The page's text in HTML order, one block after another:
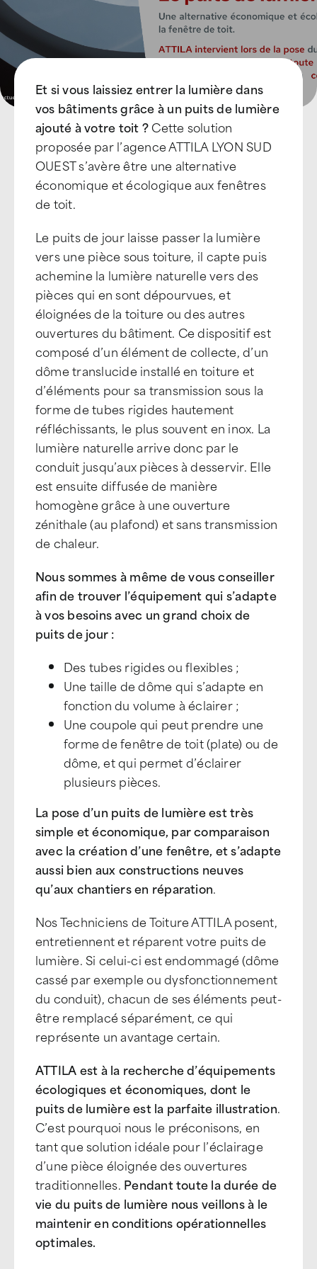
Et si vous laissiez entrer la lumière dans
vos bâtiments grâce à un puits de lumière
ajouté à votre toit ?Cette solution
proposée par l’agence ATTILA LYON SUD
OUEST s’avère être une alternative
économique et écologique aux fenêtres
de toit.
Le puits de jour laisse passer la lumière
vers une pièce sous toiture, il capte puis
achemine la lumière naturelle vers des
pièces qui en sont dépourvues, et
éloignées de la toiture ou des autres
ouvertures du bâtiment. Ce dispositif est
composé d’un élément de collecte, d’un
dôme translucide installé en toiture et
d’éléments pour sa transmission sous la
forme de tubes rigides hautement
réfléchissants, le plus souvent en inox. La
lumière naturelle arrive donc par le
conduit jusqu’aux pièces à desservir. Elle
est ensuite diffusée de manière
homogène grâce à une ouverture
zénithale (au plafond) et sans transmission
de chaleur.
Nous sommes à même de vous conseiller
afin de trouver l’équipement qui s’adapte
à vos besoins avec un grand choix de
puits de jour :
Des tubes rigides ou flexibles ;
Une taille de dôme qui s’adapte en
fonction du volume à éclairer ;
Une coupole qui peut prendre une
forme de fenêtre de toit (plate) ou de
dôme, et qui permet d’éclairer
plusieurs pièces.
La pose d’un puits de lumière est très
simple et économique, par comparaison
avec la création d’une fenêtre, et s’adapte
aussi bien aux constructions neuves
qu’aux chantiers en réparation.
Nos Techniciens de Toiture ATTILA posent,
entretiennent et réparent votre puits de
lumière. Si celui-ci est endommagé (dôme
cassé par exemple ou dysfonctionnement
du conduit), chacun de ses éléments peut-
être remplacé séparément, ce qui
représente un avantage certain.
ATTILA est à la recherche d’équipements
écologiques et économiques, dont le
puits de lumière est la parfaite illustration.
C’est pourquoi nous le préconisons, en
tant que solution idéale pour l’éclairage
d’une pièce éloignée des ouvertures
traditionnelles. Pendant toute la durée de
vie du puits de lumière nous veillons à le
maintenir en conditions opérationnelles
optimales.